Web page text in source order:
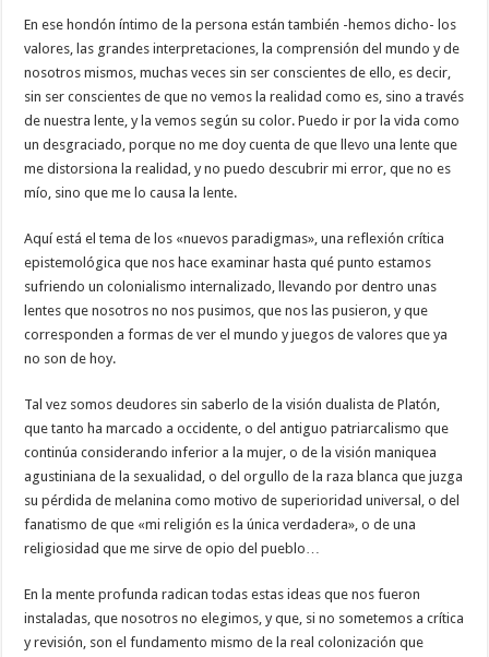
En ese hondón íntimo de la persona están también -hemos dicho- los
valores, las grandes interpretaciones, la comprensión del mundo y de
nosotros mismos, muchas veces sin ser conscientes de ello, es decir,
sin ser conscientes de que no vemos la realidad como es, sino a través
de nuestra lente, y la vemos según su color. Puedo ir por la vida como
un desgraciado, porque no me doy cuenta de que llevo una lente que
me distorsiona la realidad, y no puedo descubrir mi error, que no es
mío, sino que me lo causa la lente.
Aquí está el tema de los «nuevos paradigmas», una reflexión crítica
epistemológica que nos hace examinar hasta qué punto estamos
sufriendo un colonialismo internalizado, llevando por dentro unas
lentes que nosotros no nos pusimos, que nos las pusieron, y que
corresponden a formas de ver el mundo y juegos de valores que ya
no son de hoy.
Tal vez somos deudores sin saberlo de la visión dualista de Platón,
que tanto ha marcado a occidente, o del antiguo patriarcalismo que
continúa considerando inferior a la mujer, o de la visión maniquea
agustiniana de la sexualidad, o del orgullo de la raza blanca que juzga
su pérdida de melanina como motivo de superioridad universal, o del
fanatismo de que «mi religión es la única verdadera», o de una
religiosidad que me sirve de opio del pueblo…
En la mente profunda radican todas estas ideas que nos fueron
instaladas, que nosotros no elegimos, y que, si no sometemos a crítica
y revisión, son el fundamento mismo de la real colonización que